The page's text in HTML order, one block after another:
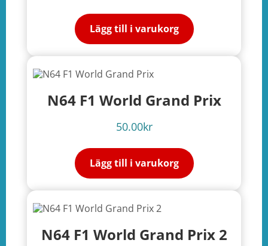
Lägg till i varukorg
N64 F1 World Grand Prix
50.00kr
Lägg till i varukorg
N64 F1 World Grand Prix 2